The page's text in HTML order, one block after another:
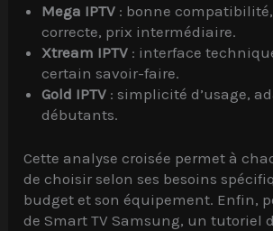
Mega IPTV : bonne
correcte, prix intermédiaire.
Xtream IPTV : interface
certain savoir-faire.
Gold IPTV : simplicité d’usage,
débutants.
Cette analyse croisée permet à
de choisir selon ses besoins
budget et son équipement. Enfin,
de Smart TV Samsung, un tutoriel